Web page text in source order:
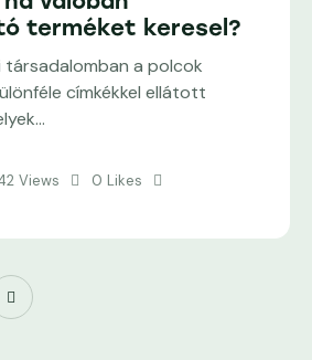
terméket keresel?
a polcok
címkékkel ellátott
Views 0 Likes